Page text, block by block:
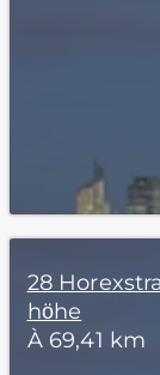
28
höhe
À 69,41 km